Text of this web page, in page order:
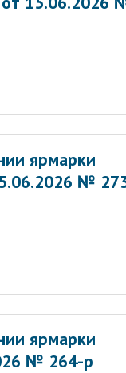
ярмарки
№
ярмарки
№ 264-р